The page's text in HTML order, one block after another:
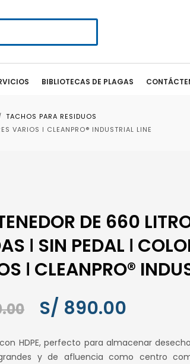
BIBLIOTECAS DE PLAGAS
TACHOS PARA RESIDUOS
VARIOS ǀ CLEANPRO® INDUSTRIAL LINE
DE 660
ǀ SIN PEDAL ǀ
ǀ CLEANPRO®
El
original
S/ 890.00
actual
HDPE, perfecto para almacenar
y de afluencia como centro